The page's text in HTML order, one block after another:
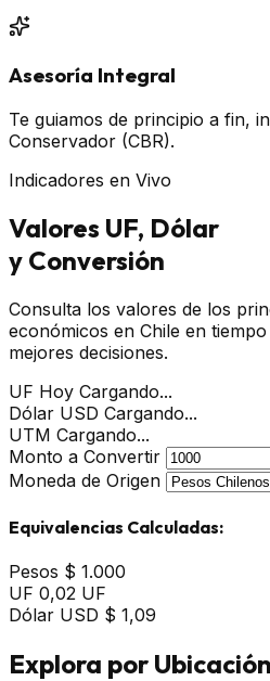
Asesoría Integral
Te guiamos de principio a fin,
Conservador (CBR).
Indicadores en Vivo
Valores UF, Dólar
y Conversión
Consulta los valores de los
económicos en Chile en
mejores decisiones.
UF Hoy Cargando...
Dólar USD Cargando...
UTM Cargando...
Monto a Convertir
Moneda de Origen
Equivalencias Calculadas:
Pesos $ 1.000
UF 0,02 UF
Dólar USD $ 1,09
Explora por Ubicación